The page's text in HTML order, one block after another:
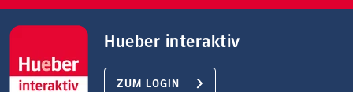
Hueber interaktiv
ZUM LOGIN